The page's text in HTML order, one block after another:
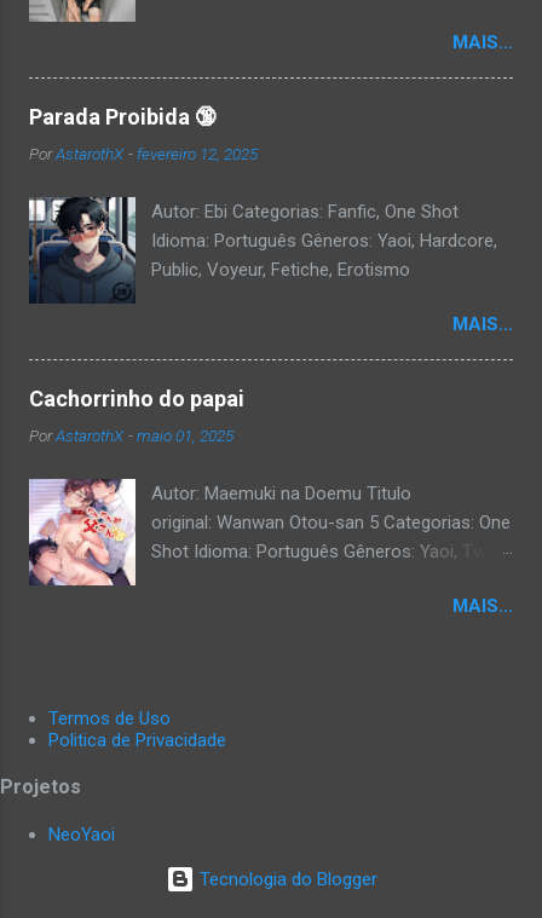
MAIS...
Parada Proibida 🔞
PorAstarothX - fevereiro 12, 2025
Autor: Ebi Categorias: Fanfic, One Shot
Idioma: Português Gêneros: Yaoi, Hardcore,
Public, Voyeur, Fetiche, Erotismo
MAIS...
Cachorrinho do papai
PorAstarothX -maio 01, 2025
Autor: Maemuki na Doemu Titulo
original: Wanwan Otou-san 5 Categorias: One
Shot Idioma: Português Gêneros: Yaoi, Twink,
MAIS...
Termos de Uso
Politica de Privacidade
Projetos
NeoYaoi
Tecnologia do Blogger